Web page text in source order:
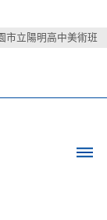
市立陽明高中美術班